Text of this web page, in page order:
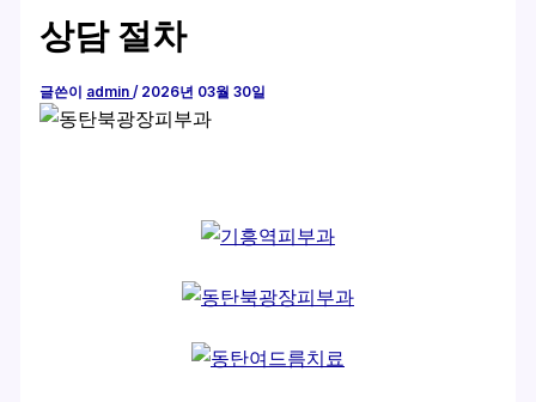
상담 절차
글쓴이 admin/ 2026년 03월 30일